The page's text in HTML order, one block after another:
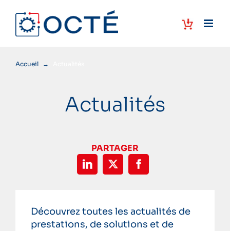
contenu
Accueil →
Actualités
PARTAGER
Découvrez toutes les actualités de
prestations, de solutions et de